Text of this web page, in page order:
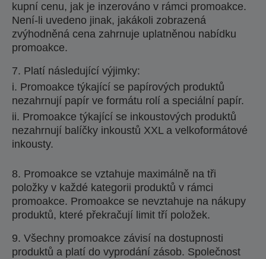
kupní cenu, jak je inzerováno v rámci promoakce.
Není-li uvedeno jinak, jakákoli zobrazená
zvýhodněná cena zahrnuje uplatněnou nabídku
promoakce.
7. Platí následující výjimky:
i. Promoakce týkající se papírových produktů
nezahrnují papír ve formátu rolí a speciální papír.
ii. Promoakce týkající se inkoustových produktů
nezahrnují balíčky inkoustů XXL a velkoformátové
inkousty.
8. Promoakce se vztahuje maximálně na tři
položky v každé kategorii produktů v rámci
promoakce. Promoakce se nevztahuje na nákupy
produktů, které překračují limit tří položek.
9. Všechny promoakce závisí na dostupnosti
produktů a platí do vyprodání zásob. Společnost